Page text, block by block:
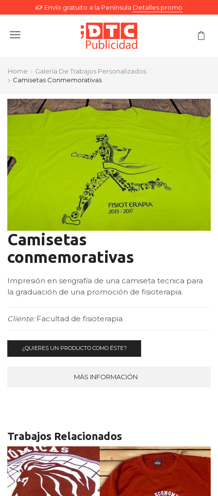
Envío gratuito a la Península Detalles promo
Menu
Home
Galería De Trabajos Personalizados
Camisetas Conmemorativas
Camisetas
conmemorativas
Impresión en serigrafía de una camiseta tecnica para
la graduación de una promoción de fisioterapia.
Cliente: Facultad de fisioterapia
¿QUIERES UN PRODUCTO COMO ÉSTE?
MÁS INFORMACIÓN
Trabajos Relacionados